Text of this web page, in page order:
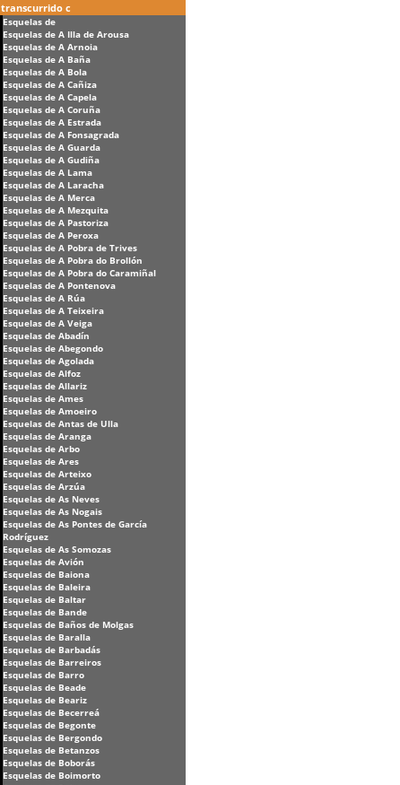
transcurrido c
Esquelas de
Esquelas de A Illa de Arousa
Esquelas de A Arnoia
Esquelas de A Baña
Esquelas de A Bola
Esquelas de A Cañiza
Esquelas de A Capela
Esquelas de A Coruña
Esquelas de A Estrada
Esquelas de A Fonsagrada
Esquelas de A Guarda
Esquelas de A Gudiña
Esquelas de A Lama
Esquelas de A Laracha
Esquelas de A Merca
Esquelas de A Mezquita
Esquelas de A Pastoriza
Esquelas de A Peroxa
Esquelas de A Pobra de Trives
Esquelas de A Pobra do Brollón
Esquelas de A Pobra do Caramiñal
Esquelas de A Pontenova
Esquelas de A Rúa
Esquelas de A Teixeira
Esquelas de A Veiga
Esquelas de Abadín
Esquelas de Abegondo
Esquelas de Agolada
Esquelas de Alfoz
Esquelas de Allariz
Esquelas de Ames
Esquelas de Amoeiro
Esquelas de Antas de Ulla
Esquelas de Aranga
Esquelas de Arbo
Esquelas de Ares
Esquelas de Arteixo
Esquelas de Arzúa
Esquelas de As Neves
Esquelas de As Nogais
Esquelas de As Pontes de García
Rodríguez
Esquelas de As Somozas
Esquelas de Avión
Esquelas de Baiona
Esquelas de Baleira
Esquelas de Baltar
Esquelas de Bande
Esquelas de Baños de Molgas
Esquelas de Baralla
Esquelas de Barbadás
Esquelas de Barreiros
Esquelas de Barro
Esquelas de Beade
Esquelas de Beariz
Esquelas de Becerreá
Esquelas de Begonte
Esquelas de Bergondo
Esquelas de Betanzos
Esquelas de Boborás
Esquelas de Boimorto